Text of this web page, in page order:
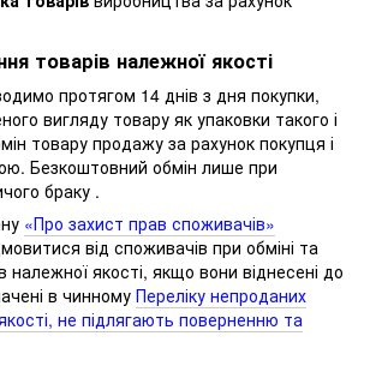
товарів належної якості
протягом 14 днів з дня покупки,
вигляду товару як упаковки такого і
товару продажу за рахунок покупця і
Безкоштовний обмін лише при
браку .
«Про захист прав споживачів»
від споживачів при обміні та
належної якості, якщо вони віднесені до
в чинному Переліку непроданих
не підлягають поверненню та